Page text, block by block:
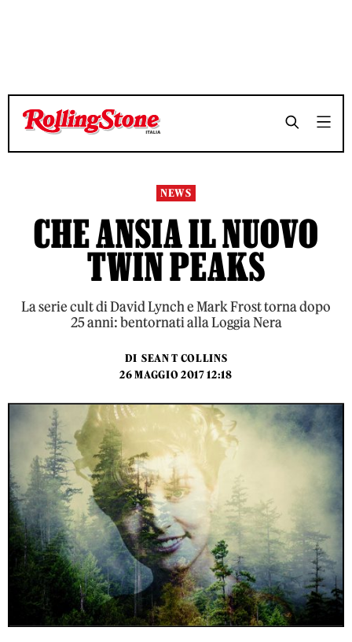
TEMPO DI LETTURA 6 MINUTI SHARE
TEMPO DI LETTURA 6 MINUTI SHARE
NEWS
CHE ANSIA IL NUOVO
TWIN PEAKS
La serie cult di David Lynch e Mark Frost torna dopo
25 anni: bentornati alla Loggia Nera
DI SEAN T COLLINS
26 MAGGIO 2017 12:18